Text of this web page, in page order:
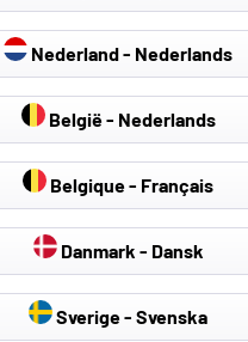
Nederland - Nederlands
België - Nederlands
Belgique - Français
Danmark - Dansk
Sverige - Svenska